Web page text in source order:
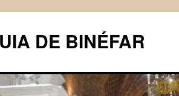
DE BINÉFAR